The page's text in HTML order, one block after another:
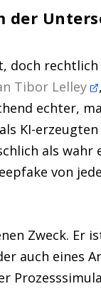
der
doch
Tibor Lelley
echter,
KI-
als wahr
von
Zweck. Er
auch eines